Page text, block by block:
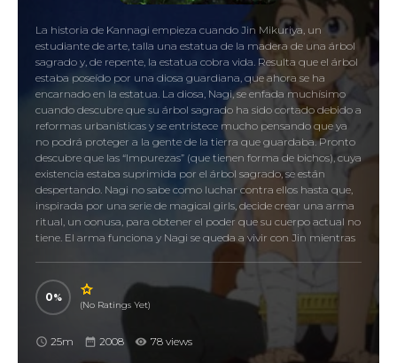
La historia de Kannagi empieza cuando Jin Mikuriya, un
estudiante de arte, talla una estatua de la madera de una árbol
sagrado y, de repente, la estatua cobra vida. Resulta que el árbol
estaba poseído por una diosa guardiana, que ahora se ha
encarnado en la estatua. La diosa, Nagi, se enfada muchísimo
cuando descubre que su árbol sagrado ha sido cortado debido a
reformas urbanísticas y se entristece mucho pensando que ya
no podrá proteger a la gente de la tierra que guardaba. Pronto
descubre que las “Impurezas” (que tienen forma de bichos), cuya
existencia estaba suprimida por el árbol sagrado, se están
despertando. Nagi no sabe como luchar contra ellos hasta que,
inspirada por una serie de magical girls, decide crear una arma
ritual, un oonusa, para obtener el poder que su cuerpo actual no
tiene. El arma funciona y Nagi se queda a vivir con Jin mientras
かんなぎ, Kannagi: Crazy Shrine Maidens
0
(No Ratings Yet)
25m 2008 78 views